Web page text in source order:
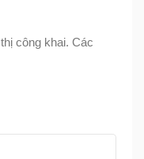
công khai. Các